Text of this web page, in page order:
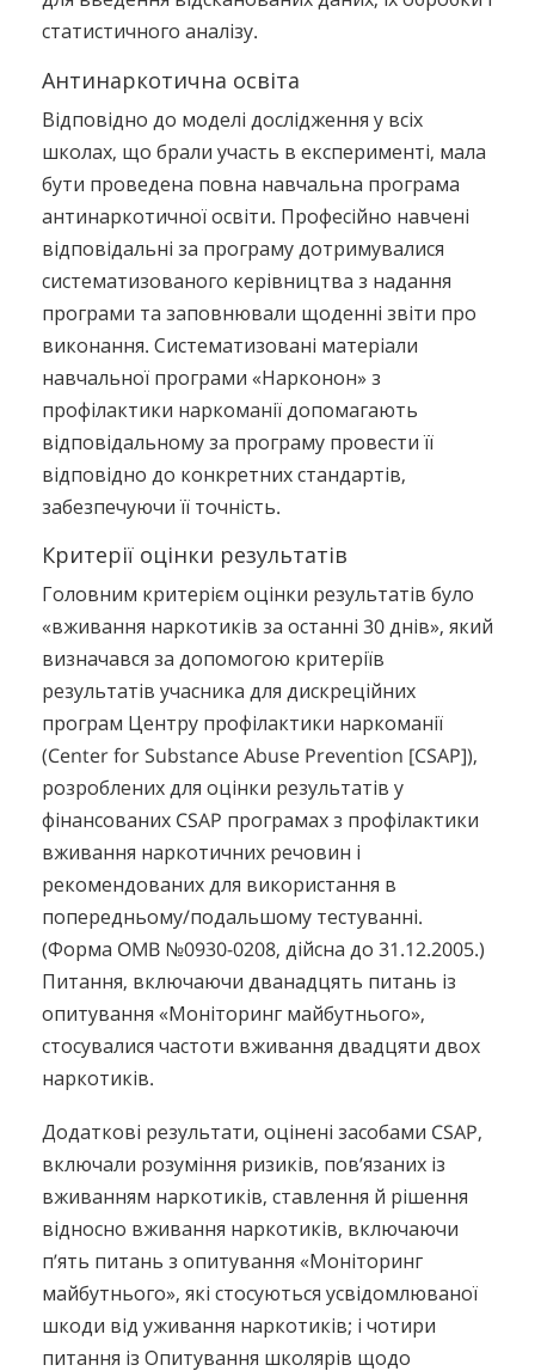
статистичного аналізу.
Антинаркотична освіта
Відповідно до моделі дослідження у всіх
школах, що брали участь в експерименті, мала
бути проведена повна навчальна програма
антинаркотичної освіти. Професійно навчені
відповідальні за програму дотримувалися
систематизованого керівництва з надання
програми та заповнювали щоденні звіти про
виконання. Систематизовані матеріали
навчальної програми «Нарконон» з
профілактики наркоманії допомагають
відповідальному за програму провести її
відповідно до конкретних стандартів,
забезпечуючи її точність.
Критерії оцінки результатів
Головним критерієм оцінки результатів було
«вживання наркотиків за останні 30 днів», який
визначався за допомогою критеріїв
результатів учасника для дискреційних
програм Центру профілактики наркоманії
(Center for Substance Abuse Prevention [CSAP]),
розроблених для оцінки результатів у
фінансованих CSAP програмах з профілактики
вживання наркотичних речовин і
рекомендованих для використання в
попередньому/подальшому тестуванні.
(Форма OMB №0930-0208, дійсна до 31.12.2005.)
Питання, включаючи дванадцять питань із
опитування «Моніторинг майбутнього»,
стосувалися частоти вживання двадцяти двох
наркотиків.
Додаткові результати, оцінені засобами CSAP,
включали розуміння ризиків, пов’язаних із
вживанням наркотиків, ставлення й рішення
відносно вживання наркотиків, включаючи
п’ять питань з опитування «Моніторинг
майбутнього», які стосуються усвідомлюваної
шкоди від уживання наркотиків; і чотири
питання із Опитування школярів щодо